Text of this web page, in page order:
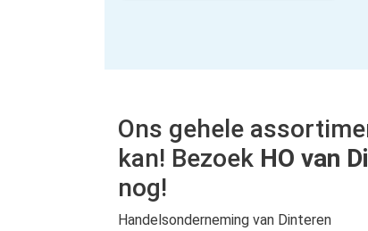
Ons gehele
kan! Bezoek HO van
nog!
Handelsonderneming van Dinteren